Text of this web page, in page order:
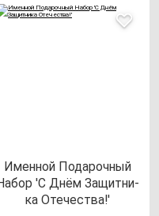
Имен­ной Пода­роч­ный
'С Днём Защит­ни­
ка Оте­чес­тва!'